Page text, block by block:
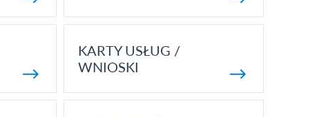
KARTY USŁUG /
WNIOSKI